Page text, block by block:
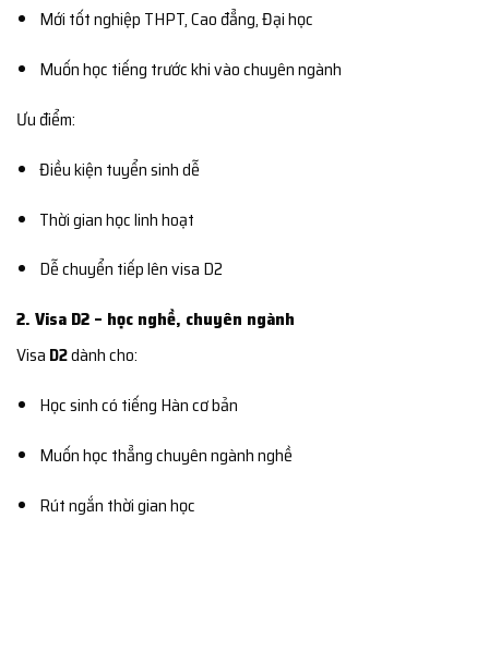
Mới tốt nghiệp THPT, Cao đẳng, Đại học
Muốn học tiếng trước khi vào chuyên ngành
Ưu điểm:
Điều kiện tuyển sinh dễ
Thời gian học linh hoạt
Dễ chuyển tiếp lên visa D2
2. Visa D2 – học nghề, chuyên ngành
Visa D2dành cho:
Học sinh có tiếng Hàn cơ bản
Muốn học thẳng chuyên ngành nghề
Rút ngắn thời gian học